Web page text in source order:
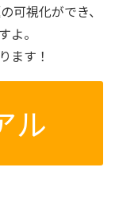
可視化ができ、
よ。
ます！
ル